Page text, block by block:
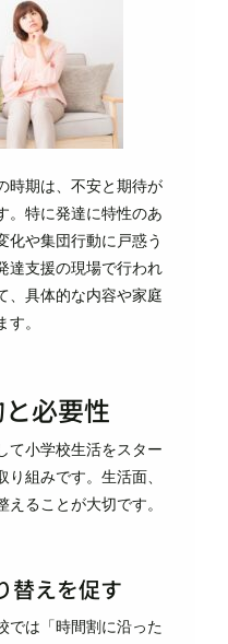
時期は、不安と期待が
。特に発達に特性のあ
化や集団行動に戸惑う
達支援の現場で行われ
、具体的な内容や家庭
。
必要性
て小学校生活をスター
り組みです。生活面、
ることが大切です。
替えを促す
では「時間割に沿った